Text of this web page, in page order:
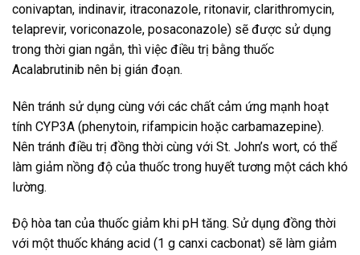
conivaptan, indinavir, itraconazole, ritonavir, clarithromycin,
telaprevir, voriconazole, posaconazole) sẽ được sử dụng
trong thời gian ngắn, thì việc điều trị bằng thuốc
Acalabrutinib nên bị gián đoạn.
Nên tránh sử dụng cùng với các chất cảm ứng mạnh hoạt
tính CYP3A (phenytoin, rifampicin hoặc carbamazepine).
Nên tránh điều trị đồng thời cùng với St. John’s wort, có thể
làm giảm nồng độ của thuốc trong huyết tương một cách khó
lường.
Độ hòa tan của thuốc giảm khi pH tăng. Sử dụng đồng thời
với một thuốc kháng acid (1 g canxi cacbonat) sẽ làm giảm